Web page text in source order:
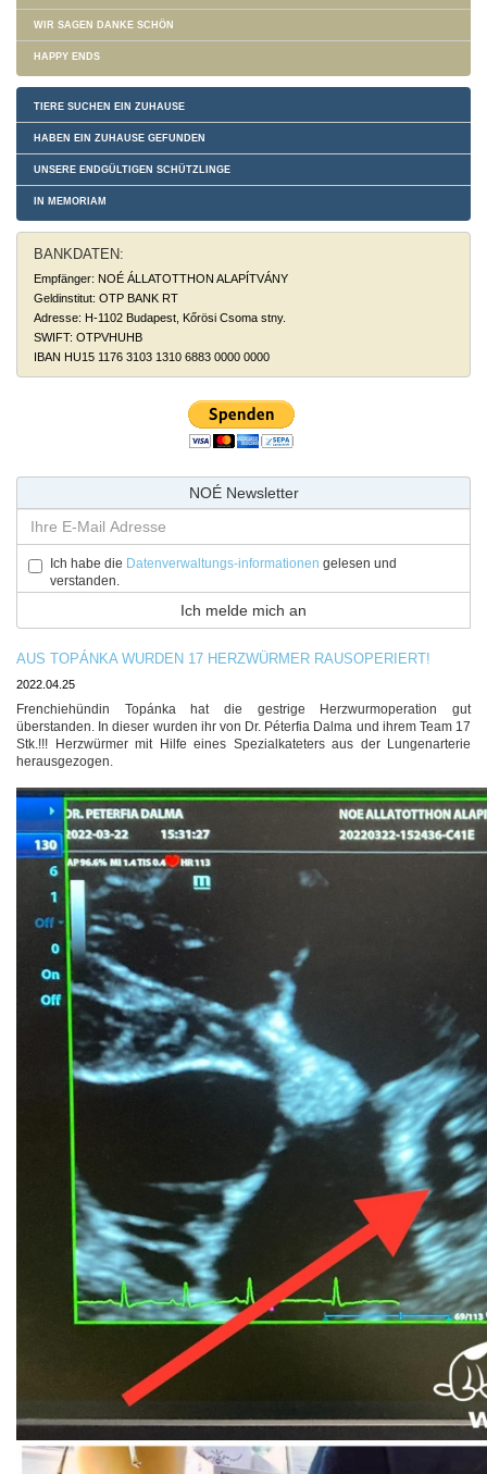
WIR SAGEN DANKE SCHÖN
HAPPY ENDS
TIERE SUCHEN EIN ZUHAUSE
HABEN EIN ZUHAUSE GEFUNDEN
UNSERE ENDGÜLTIGEN SCHÜTZLINGE
IN MEMORIAM
BANKDATEN:
Empfänger: NOÉ ÁLLATOTTHON ALAPÍTVÁNY
Geldinstitut: OTP BANK RT
Adresse: H-1102 Budapest, Kőrösi Csoma stny.
SWIFT: OTPVHUHB
IBAN HU15 1176 3103 1310 6883 0000 0000
NOÉ Newsletter
Ich habe die Datenverwaltungs-informationen gelesen und
verstanden.
AUS TOPÁNKA WURDEN 17 HERZWÜRMER RAUSOPERIERT!
2022.04.25
Frenchiehündin Topánka hat die gestrige Herzwurmoperation gut
überstanden. In dieser wurden ihr von Dr. Péterfia Dalma und ihrem Team 17
Stk.!!! Herzwürmer mit Hilfe eines Spezialkateters aus der Lungenarterie
herausgezogen.